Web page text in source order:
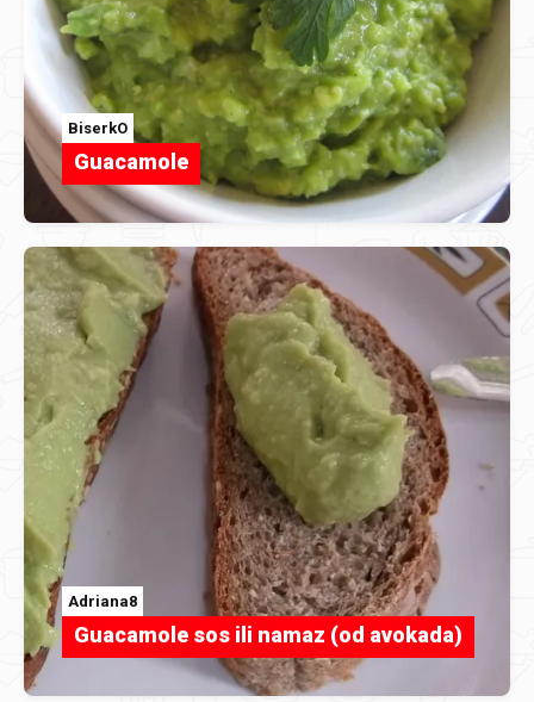
BiserkO
Guacamole
Adriana8
Guacamole sos ili namaz (od avokada)